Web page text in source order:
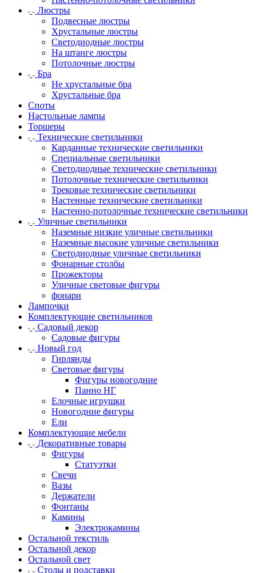
Люстры
Подвесные люстры
Хрустальные люстры
Светодиодные люстры
На штанге люстры
Потолочные люстры
Бра
Не хрустальные бра
Хрустальные бра
Споты
Настольные лампы
Торшеры
Технические светильники
Карданные технические светильники
Специальные светильники
Светодиодные технические светильники
Потолочные технические светильники
Трековые технические светильники
Настенные технические светильники
Настенно-потолочные технические светильники
Уличные светильники
Наземные низкие уличные светильники
Наземные высокие уличные светильники
Светодиодные уличные светильники
Фонарные столбы
Прожекторы
Уличные световые фигуры
фонари
Лампочки
Комплектующие светильников
Садовый декор
Садовые фигуры
Новый год
Гирлянды
Световые фигуры
Фигуры новогодние
Панно НГ
Елочные игрушки
Новогодние фигуры
Ели
Комплектующие мебели
Декоративные товары
Фигуры
Статуэтки
Свечи
Вазы
Держатели
Фонтаны
Камины
Электрокамины
Остальной текстиль
Остальной декор
Остальной свет
Столы и подставки